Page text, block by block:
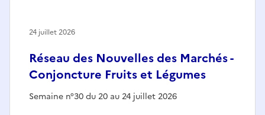
Réseau des Nouvelles des Marchés -
Conjoncture Fruits et Légumes
Semaine n°30 du 20 au 24 juillet 2026
24 juillet 2026